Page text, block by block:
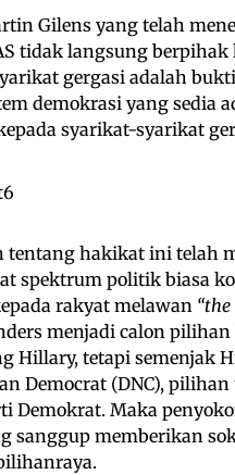
Gilens yang telah
tidak langsung
gergasi adalah
demokrasi yang sedia
syarikat-syarikat
tentang hakikat ini telah
spektrum politik biasa
rakyat melawan “the
menjadi calon
Hillary, tetapi semenjak
Democrat (DNC),
Demokrat. Maka
sanggup memberikan